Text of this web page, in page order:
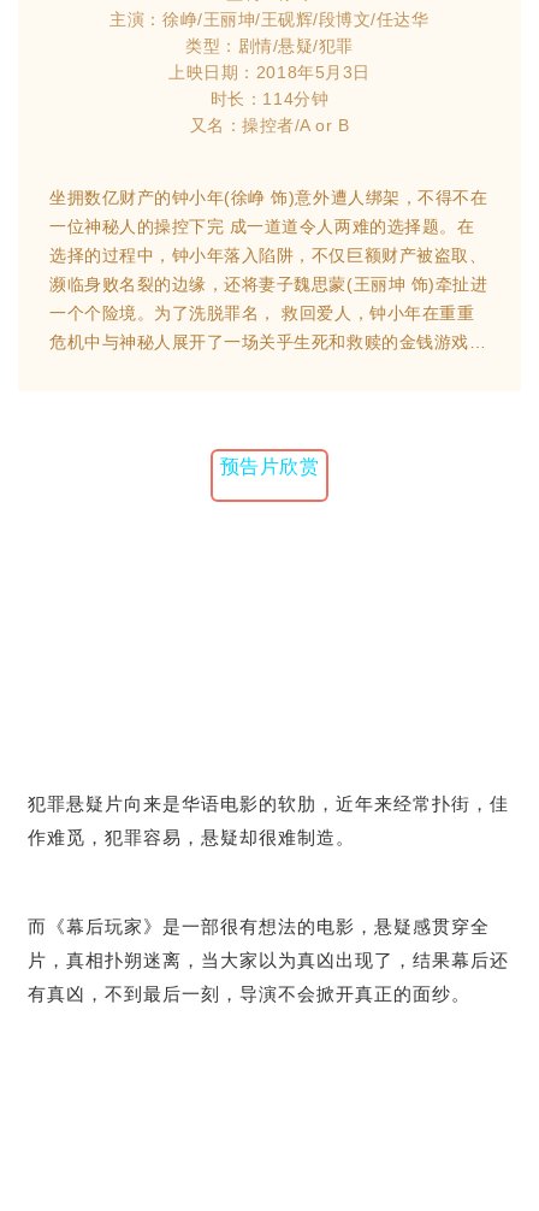
主演：徐峥/王丽坤/王砚辉/段博文/任达华
类型：剧情/悬疑/犯罪
上映日期：2018年5月3日
时长：114分钟
又名：操控者/A or B
坐拥数亿财产的钟小年(徐峥 饰)意外遭人绑架，不得不在
一位神秘人的操控下完 成一道道令人两难的选择题。在
选择的过程中，钟小年落入陷阱，不仅巨额财产被盗取、
濒临身败名裂的边缘，还将妻子魏思蒙(王丽坤 饰)牵扯进
一个个险境。为了洗脱罪名， 救回爱人，钟小年在重重
危机中与神秘人展开了一场关乎生死和救赎的金钱游戏…
预告片欣赏
犯罪悬疑片向来是华语电影的软肋，近年来经常扑街，佳
作难觅，犯罪容易，悬疑却很难制造。
而《幕后玩家》是一部很有想法的电影，悬疑感贯穿全
片，真相扑朔迷离，当大家以为真凶出现了，结果幕后还
有真凶，不到最后一刻，导演不会掀开真正的面纱。